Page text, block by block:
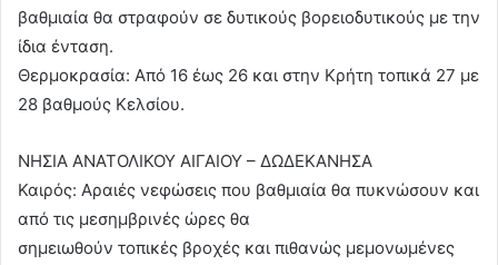
βαθμιαία θα στραφούν σε δυτικούς βορειοδυτικούς με την
ίδια ένταση.
Θερμοκρασία: Από 16 έως 26 και στην Κρήτη τοπικά 27 με
28 βαθμούς Κελσίου.
ΝΗΣΙΑ ΑΝΑΤΟΛΙΚΟΥ ΑΙΓΑΙΟΥ – ΔΩΔΕΚΑΝΗΣΑ
Καιρός: Αραιές νεφώσεις που βαθμιαία θα πυκνώσουν και
από τις μεσημβρινές ώρες θα
σημειωθούν τοπικές βροχές και πιθανώς μεμονωμένες